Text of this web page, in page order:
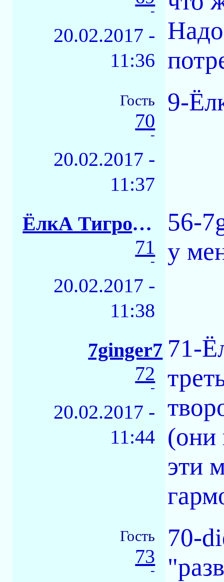
-
20.02.2017 -
11:36
Гость
70
-
20.02.2017 -
11:37
9-
ЁлкА ТигровАЯ
71
-
20.02.2017 -
11:38
56-
у
7ginger7
72
-
20.02.2017 -
11:44
71-
(они
эти
Гость
73
-
70-